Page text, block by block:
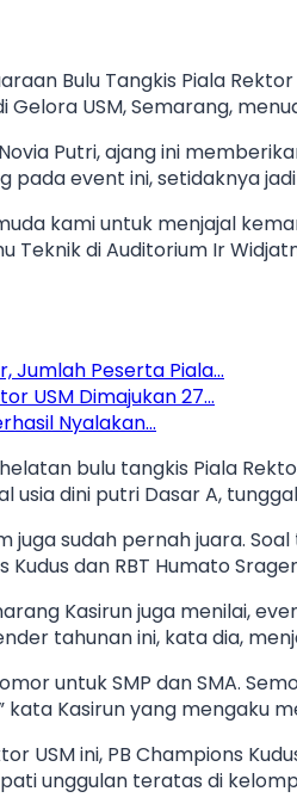
Bulu Tangkis Piala
USM, Semarang,
Putri, ajang ini
event ini, setidaknya
kami untuk menjajal
Teknik di Auditorium Ir
Jumlah Peserta Piala…
USM Dimajukan 27…
Nyalakan…
bulu tangkis Piala
usia dini putri Dasar A,
juga sudah pernah juara.
dan RBT Humato
Kasirun juga menilai,
tahunan ini, kata dia,
untuk SMP dan SMA.
kata Kasirun yang mengaku
USM ini, PB Champions
unggulan teratas di